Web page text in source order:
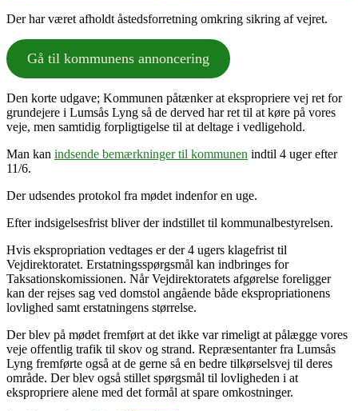
Der har været afholdt åstedsforretning omkring sikring af vejret.
Gå til kommunens annoncering
Den korte udgave; Kommunen påtænker at ekspropriere vej ret for
grundejere i Lumsås Lyng så de derved har ret til at køre på vores
veje, men samtidig forpligtigelse til at deltage i vedligehold.
Man kan indsende bemærkninger til kommunen indtil 4 uger efter
11/6.
Der udsendes protokol fra mødet indenfor en uge.
Efter indsigelsesfrist bliver der indstillet til kommunalbestyrelsen.
Hvis ekspropriation vedtages er der 4 ugers klagefrist til
Vejdirektoratet. Erstatningsspørgsmål kan indbringes for
Taksationskomissionen. Når Vejdirektoratets afgørelse foreligger
kan der rejses sag ved domstol angående både ekspropriationens
lovlighed samt erstatningens størrelse.
Der blev på mødet fremført at det ikke var rimeligt at pålægge vores
veje offentlig trafik til skov og strand. Repræsentanter fra Lumsås
Lyng fremførte også at de gerne så en bedre tilkørselsvej til deres
område. Der blev også stillet spørgsmål til lovligheden i at
ekspropriere alene med det formål at spare omkostninger.